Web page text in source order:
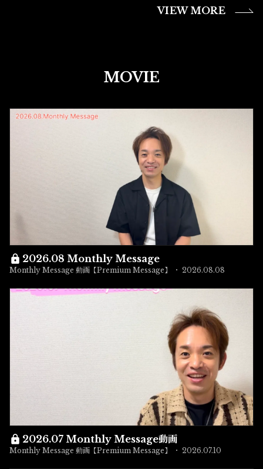
VIEW MORE
MOVIE
2026.08 Monthly Message
Monthly Message 動画【Premium Message】 2026.08.08
2026.07 Monthly Message動画
Monthly Message 動画【Premium Message】 2026.07.10